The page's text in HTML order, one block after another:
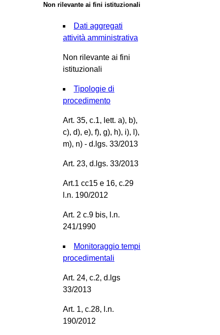
Non rilevante ai fini istituzionali
Dati aggregati
attività amministrativa
Non rilevante ai fini
istituzionali
Tipologie di
procedimento
Art. 35, c.1, lett. a), b),
c), d), e), f), g), h), i), l),
m), n) - d.lgs. 33/2013
Art. 23, d.lgs. 33/2013
Art.1 cc15 e 16, c.29
l.n. 190/2012
Art. 2 c.9 bis, l.n.
241/1990
Monitoraggio tempi
procedimentali
Art. 24, c.2, d.lgs
33/2013
Art. 1, c.28, l.n.
190/2012